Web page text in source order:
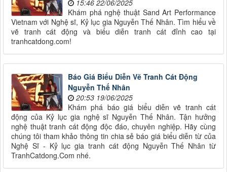
15:46 22/06/2025
Khám phá nghệ thuật Sand Art Performance
Vietnam với Nghệ sĩ, Kỷ lục gia Nguyễn Thế Nhân. Tìm hiểu về
vẽ tranh cát động và biểu diễn tranh cát đỉnh cao tại
tranhcatdong.com!
Báo Giá Biểu Diễn Vẽ Tranh Cát Động
Nguyễn Thế Nhân
20:53 19/06/2025
Khám phá báo giá biểu diễn vẽ tranh cát
động của Kỷ lục gia nghệ sĩ Nguyễn Thế Nhân. Tận hưởng
nghệ thuật tranh cát động độc đáo, chuyên nghiệp. Hãy cùng
chúng tôi tham khảo thông tin chia sẻ báo giá biểu diễn từ của
Nghệ Sĩ - Kỷ lục gia tranh cát động Nguyễn Thế Nhân từ
TranhCatdong.Com nhé.